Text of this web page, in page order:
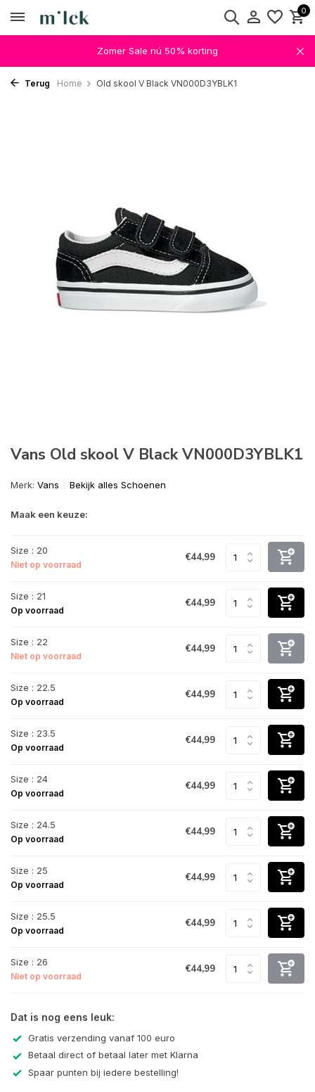
0
Zomer Sale nú 50% korting
Terug Home Old skool V Black VN000D3YBLK1
Vans Old skool V Black VN000D3YBLK1
Merk: Vans Bekijk alles Schoenen
Maak een keuze:
Size : 20
Niet op voorraad
€44,99
Size : 21
Op voorraad
€44,99
Size : 22
Niet op voorraad
€44,99
Size : 22.5
Op voorraad
€44,99
Size : 23.5
Op voorraad
€44,99
Size : 24
Op voorraad
€44,99
Size : 24.5
Op voorraad
€44,99
Size : 25
Op voorraad
€44,99
Size : 25.5
Op voorraad
€44,99
Size : 26
Niet op voorraad
€44,99
Dat is nog eens leuk:
Gratis verzending vanaf 100 euro
Betaal direct of betaal later met Klarna
Spaar punten bij iedere bestelling!